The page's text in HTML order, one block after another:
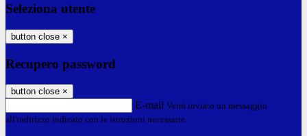
Seleziona utente
button close ×
Recupero password
button close ×
E-mail Verrà inviato un messaggio
all'indirizzo indicato con le istruzioni necessarie.